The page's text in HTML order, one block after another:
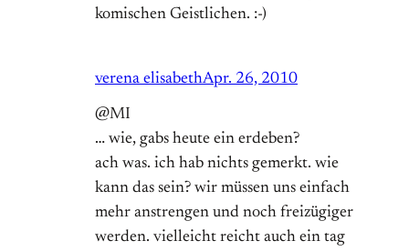
komischen Geistlichen. :-)
verena elisabethApr. 26, 2010
@MI
… wie, gabs heute ein erdeben?
ach was. ich hab nichts gemerkt. wie
kann das sein? wir müssen uns einfach
mehr anstrengen und noch freizügiger
werden. vielleicht reicht auch ein tag